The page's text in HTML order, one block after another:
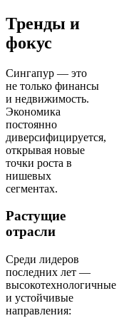
Тренды и
фокус
Сингапур — это
не только финансы
и недвижимость.
Экономика
постоянно
диверсифицируется,
открывая новые
точки роста в
нишевых
сегментах.
Растущие
отрасли
Среди лидеров
последних лет —
высокотехнологичные
и устойчивые
направления: